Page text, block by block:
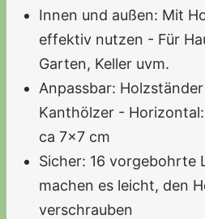
Innen und außen: Mit
effektiv nutzen - Für
Garten, Keller uvm.
Anpassbar:
Kanthölzer -
ca 7x7 cm
Sicher: 16 vorgebohrte
machen es leicht, den
verschrauben